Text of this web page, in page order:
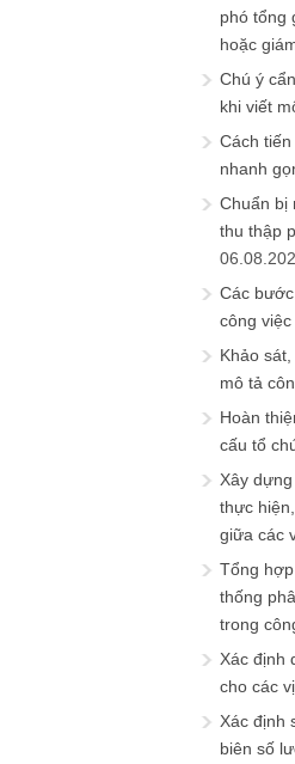
phó tổng
hoặc
Chú ý
khi viết
Cách
nhanh
Chuẩn bị
thu thập
Các
công
Khảo
mô tả
Hoàn
cấu tổ
Xây
thực
giữa các
Tổng
thống
trong
Xác định
cho các
Xác định
biên số